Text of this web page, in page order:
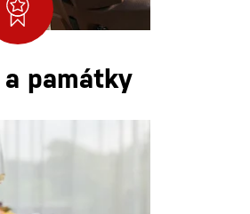
památky